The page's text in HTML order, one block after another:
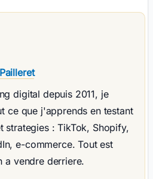
digital depuis 2011, je
ce que j'apprends en testant
strategies : TikTok, Shopify,
e-commerce. Tout est
a vendre derriere.